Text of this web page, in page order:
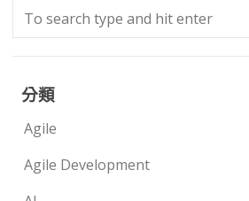
分類
Agile
Agile Development